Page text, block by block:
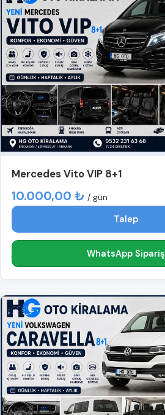
Mercedes Vito VIP 8+1
10.000,00 ₺ / gün
Talep
WhatsApp Sipariş